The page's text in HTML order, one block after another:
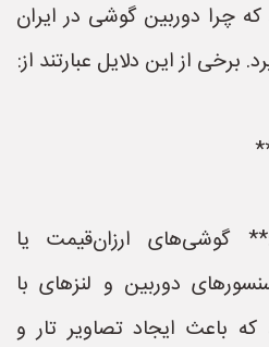
چرا دوربین گوشی در ایران
از این دلایل عبارتند از:
ارزان‌قیمت یا
دوربین و لنزهای با
باعث ایجاد تصاویر تار و